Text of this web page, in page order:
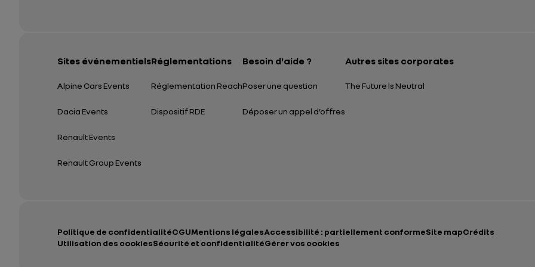
Ouverture dans
Sites événementiels
Alpine Cars Events
Dacia Events
Renault Events
Renault Group Events
Réglementations
Réglementation Reach
Dispositif RDE
Besoin d'aide ?
Poser une question
Déposer un appel d’offres
Autres sites corporates
The Future Is Neutral
Politique de confidentialitéCGUMentions légalesAccessibilité : partiellement conformeSite mapCrédits
Utilisation des cookiesSécurité et confidentialitéGérer vos cookies